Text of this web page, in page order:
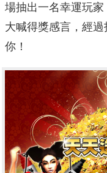
場抽出一名幸運玩
大喊得獎感言，經
你！